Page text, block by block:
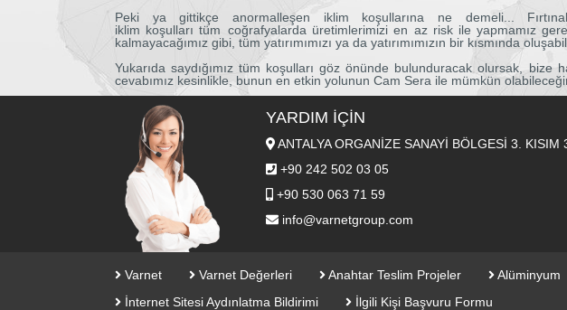
Peki ya gittikçe anormalleşen iklim koşullarına ne demeli...
iklim koşulları tüm coğrafyalarda üretimlerimizi en az risk ile yapmamız
kalmayacağımız gibi, tüm yatırımımızı ya da yatırımımızın bir kısmında
Yukarıda saydığımız tüm koşulları göz önünde bulunduracak olursak,
cevabımız kesinlikle, bunun en etkin yolunun Cam Sera ile mümkün
YARDIM İÇIN
ANTALYA ORGANİZE SANAYİ BÖLGESİ 3.
+90 242 502 03 05
+90 530 063 71 59
info@varnetgroup.com
Varnet Varnet Değerleri Anahtar Teslim Projeler Alüminyum
İnternet Sitesi Aydınlatma Bildirimi
İlgili Kişi Başvuru Formu